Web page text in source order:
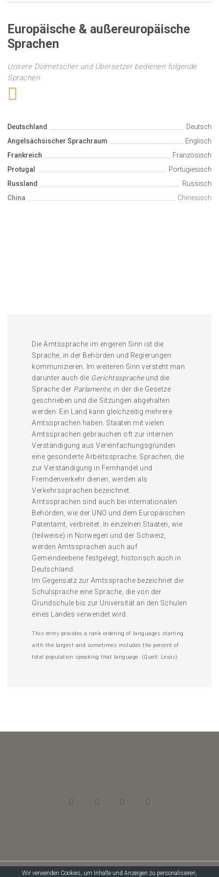
Europäische & außereuropäische
Sprachen
Unsere Dolmetscher und Übersetzer bedienen folgende
Sprachen
Deutschland
Deutsch
Angelsächsischer Sprachraum
Englisch
Frankreich
Französisch
Protugal
Portugiesisch
Russland
Russisch
China
Chinesisch
Die Amtssprache im engeren Sinn ist die
Sprache, in der Behörden und Regierungen
kommunizieren. Im weiteren Sinn versteht man
darunter auch die Gerichtsspracheund die
Sprache der Parlamente, in der die Gesetze
geschrieben und die Sitzungen abgehalten
werden. Ein Land kann gleichzeitig mehrere
Amtssprachen haben. Staaten mit vielen
Amtssprachen gebrauchen oft zur internen
Verständigung aus Vereinfachungsgründen
eine gesonderte Arbeitssprache. Sprachen, die
zur Verständigung in Fernhandel und
Fremdenverkehr dienen, werden als
Verkehrssprachen bezeichnet.
Amtssprachen sind auch bei internationalen
Behörden, wie der UNO und dem Europäischen
Patentamt, verbreitet. In einzelnen Staaten, wie
(teilweise) in Norwegen und der Schweiz,
werden Amtssprachen auch auf
Gemeindeebene festgelegt; historisch auch in
Deutschland.
Im Gegensatz zur Amtssprache bezeichnet die
Schulsprache eine Sprache, die von der
Grundschule bis zur Universität an den Schulen
eines Landes verwendet wird.
This entry provides a rank ordering of languages starting
with the largest and sometimes includes the percent of
total population speaking that language. (Quell: Lexas)
© 2018 Targom & Kollegen, Gemeinschaftsbüro für
Wir verwenden Cookies, um Inhalte und Anzeigen zu personalisieren,